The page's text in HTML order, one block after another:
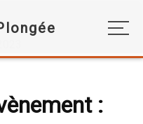
: